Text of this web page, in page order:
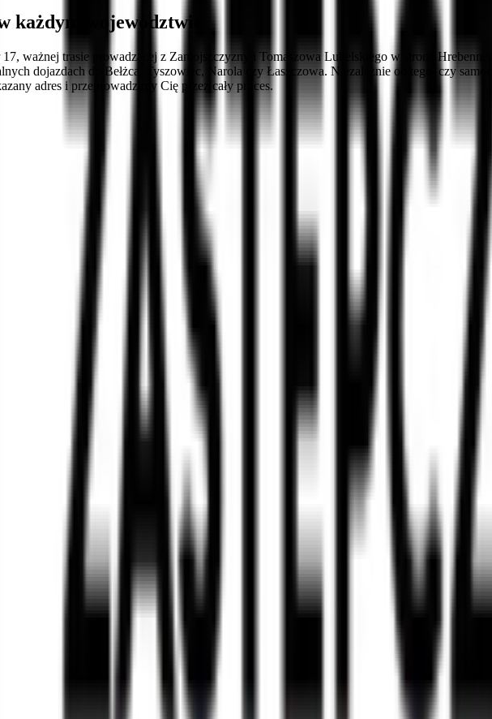
każdym województwie
ważnej trasie prowadzącej z Zamojszczyzny i Tomaszowa Lubelskiego w stronę
dojazdach do Bełżca, Tyszowiec, Narola czy Łaszczowa. Niezależnie od tego, czy
adres i przeprowadzimy Cię przez cały proces.